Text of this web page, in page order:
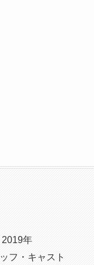
年
フ・キャスト